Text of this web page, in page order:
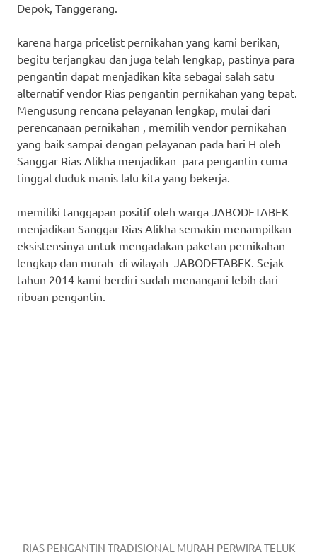
Depok, Tanggerang.
karena harga pricelist pernikahan yang kami berikan,
begitu terjangkau dan juga telah lengkap, pastinya para
pengantin dapat menjadikan kita sebagai salah satu
alternatif vendor Rias pengantin pernikahan yang tepat.
Mengusung rencana pelayanan lengkap, mulai dari
perencanaan pernikahan , memilih vendor pernikahan
yang baik sampai dengan pelayanan pada hari H oleh
Sanggar Rias Alikha menjadikan para pengantin cuma
tinggal duduk manis lalu kita yang bekerja.
memiliki tanggapan positif oleh warga JABODETABEK
menjadikan Sanggar Rias Alikha semakin menampilkan
eksistensinya untuk mengadakan paketan pernikahan
lengkap dan murah di wilayah JABODETABEK. Sejak
tahun 2014 kami berdiri sudah menangani lebih dari
ribuan pengantin.
RIAS PENGANTIN TRADISIONAL MURAH PERWIRA TELUK